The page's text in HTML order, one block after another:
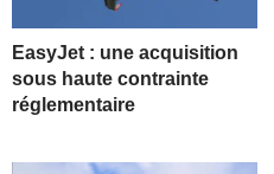
EasyJet : une acquisition
sous haute contrainte
réglementaire